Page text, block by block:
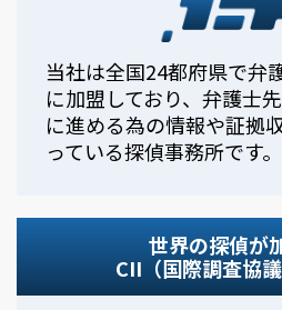
当社は全国24都府県で弁
に加盟しており、弁護士
に進める為の情報や証拠
っている探偵事務所です。
世界の探偵が
CII（国際調査協